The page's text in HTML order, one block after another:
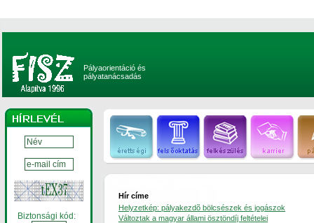
Pályaorientáció és
pályatanácsadás
Biztonsági kód:
Hír címe
Helyzetkép: pályakezdõ bölcsészek és jogászok
Változtak a magyar állami ösztöndíj feltételei